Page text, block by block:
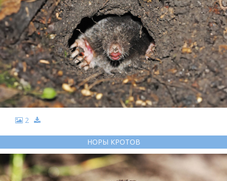
2
НОРЫ КРОТОВ